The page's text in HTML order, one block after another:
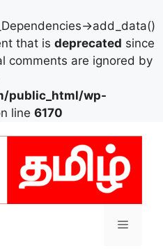
>add_data()
that is deprecated since
comments are ignored by
public_html/wp-
line 6170
Menu